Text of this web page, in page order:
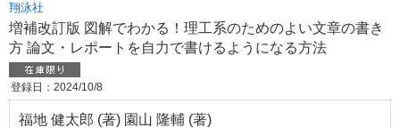
翔泳社
増補改訂版 図解でわかる！理工系のためのよい文章の書き
方 論文・レポートを自力で書けるようになる方法
登録日：2024/10/8
福地 健太郎 (著) 園山 隆輔 (著)